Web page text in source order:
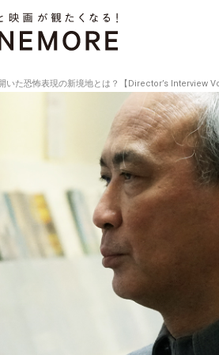
いた恐怖表現の新境地とは？【Director’s Interview